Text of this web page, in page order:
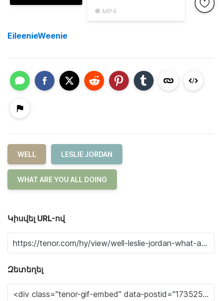
● MP4
EileenieWeenie
WELL LESLIE JORDAN
WHAT ARE YOU ALL DOING
Կիսվել URL-ով
Զետեղել